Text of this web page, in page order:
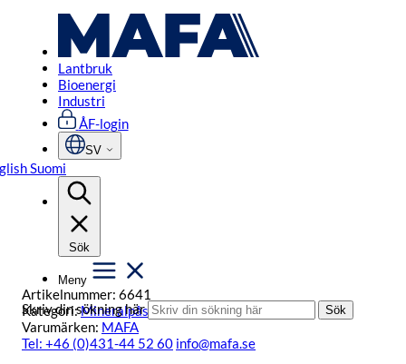
innehåll
Lantbruk
Bioenergi
Industri
ÅF-login
SV
Suomi
Sök
Meny
Skriv din sökning här Sök
Lantbruk /Mineralpåslag
Materialpåslag med Unik-
skruvlåda med Konisk Förhöjning 1000 liter
Materialpåslag med Unik-
skruvlåda med Konisk
Förhöjning 1000 liter
Artikelnummer: 6641
Kategori:Mineralpåslag,Säckhantering
Varumärken: MAFA
Tel: +46 (0)431-44 52 60 info@mafa.se